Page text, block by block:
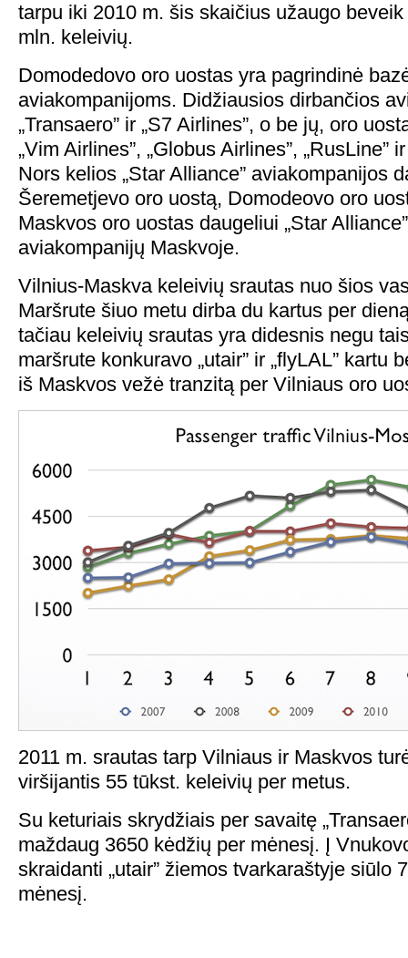
tarpu iki 2010 m. šis skaičius užaugo
mln. keleivių.
Domodedovo oro uostas yra pagrindinė
aviakompanijoms. Didžiausios dirbančios
„Transaero” ir „S7 Airlines”, o be jų, oro
„Vim Airlines”, „Globus Airlines”, „RusLine”
Nors kelios „Star Alliance” aviakompanijos
Šeremetjevo oro uostą, Domodeovo oro
Maskvos oro uostas daugeliui „Star
aviakompanijų Maskvoje.
Vilnius-Maskva keleivių srautas nuo šios
Maršrute šiuo metu dirba du kartus per
tačiau keleivių srautas yra didesnis negu
maršrute konkuravo „utair” ir „flyLAL” kartu
iš Maskvos vežė tranzitą per Vilniaus oro
2011 m. srautas tarp Vilniaus ir Maskvos
viršijantis 55 tūkst. keleivių per metus.
Su keturiais skrydžiais per savaitę
maždaug 3650 kėdžių per mėnesį. Į
skraidanti „utair” žiemos tvarkaraštyje siūlo
mėnesį.